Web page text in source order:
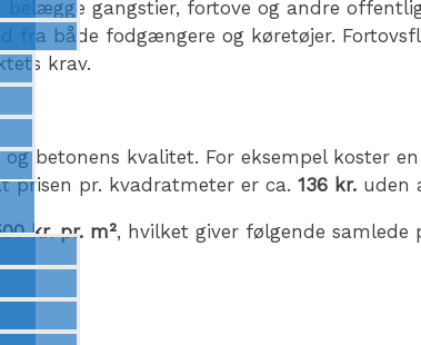
gangstier, fortove og andre
fra både fodgængere og køretøjer.
krav.
betonens kvalitet. For eksempel koster
prisen pr. kvadratmeter er ca. 136 kr. uden
kr. pr. m², hvilket giver følgende samlede